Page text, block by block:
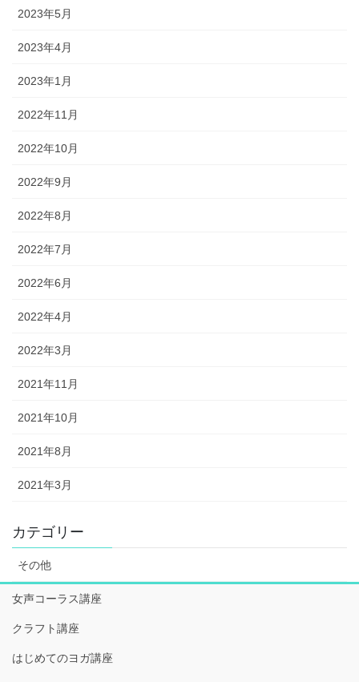
2023年5月
2023年4月
2023年1月
2022年11月
2022年10月
2022年9月
2022年8月
2022年7月
2022年6月
2022年4月
2022年3月
2021年11月
2021年10月
2021年8月
2021年3月
カテゴリー
その他
女声コーラス講座
クラフト講座
はじめてのヨガ講座